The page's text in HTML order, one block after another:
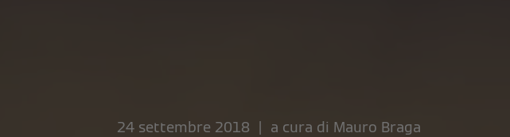
24 settembre 2018 | a cura di Mauro Braga